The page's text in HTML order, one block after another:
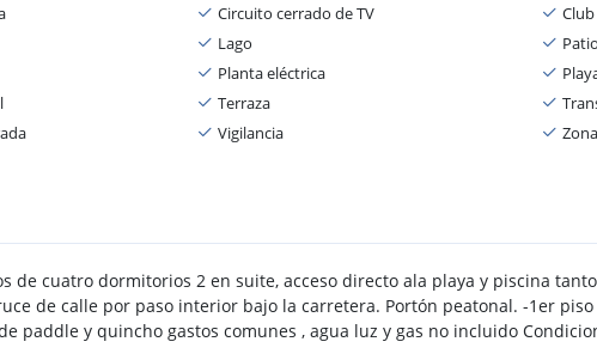
Circuito cerrado de TV
Lago
Patio
Planta eléctrica
Terraza
Vigilancia
cuatro dormitorios 2 en suite, acceso directo ala playa y piscina
de calle por paso interior bajo la carretera. Portón peatonal. -1er
paddle y quincho gastos comunes , agua luz y gas no incluido